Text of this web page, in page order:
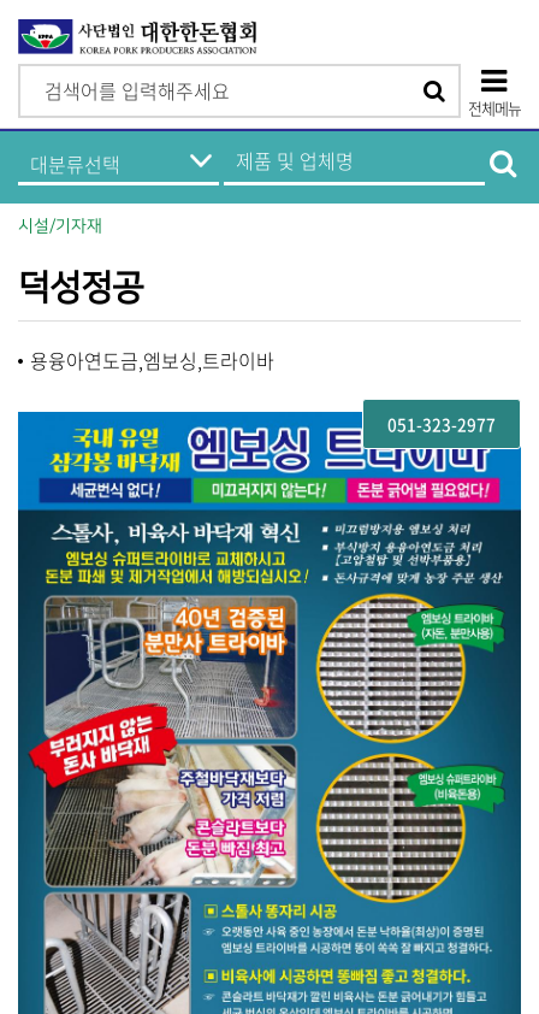
색
전체메뉴
단
모
일
메
뉴
기
업
정
보
뉴
품
및
업
시설/기자재
덕성정공
용융아연도금,엠보싱,트라이바
051-323-2977